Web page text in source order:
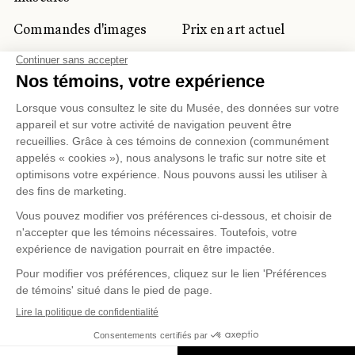
Commandes d'images
Prix en art actuel
Prix Lynne-Cohen
CLIENTÈLE CORPORATIVE
ET PRIVÉE
Location d'espaces
Activités corporatives
professionnels du
tourisme
Gestion des témoinsPolitique de confidentialité
Conditions d'utilisation Politique d'achat en ligne
© 2026 MUSÉE NATIONAL DES BEAUX-ARTS DU